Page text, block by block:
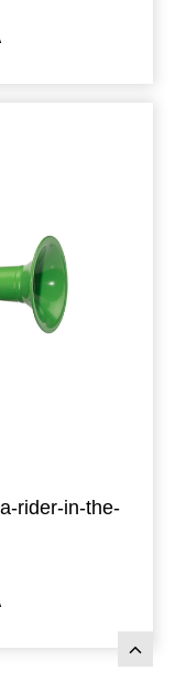
jersey
rider-in-the-